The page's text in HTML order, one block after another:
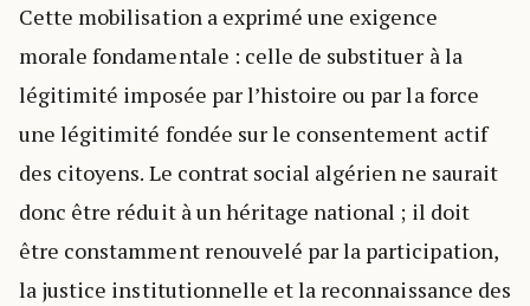
Cette mobilisation a exprimé une exigence
morale fondamentale : celle de substituer à la
légitimité imposée par l’histoire ou par la force
une légitimité fondée sur le consentement actif
des citoyens. Le contrat social algérien ne saurait
donc être réduit à un héritage national ; il doit
être constamment renouvelé par la participation,
la justice institutionnelle et la reconnaissance des